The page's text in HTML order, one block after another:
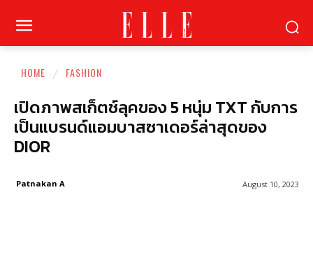
HOME FASHION
เปิดภาพสเก็ตช์ลุคของ 5 หนุ่ม TXT กับการ
เป็นแบรนด์แอมบาสซาเดอร์ล่าสุดของ
DIOR
August 10, 2023
Patnakan A